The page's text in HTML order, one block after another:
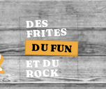
DES
FRITES
DU FUN
ET DU
ROCK